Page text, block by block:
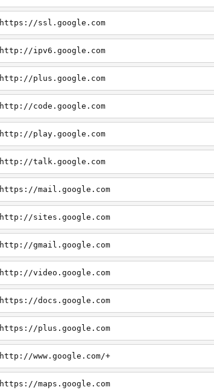
https://ssl.google.com
http://ipv6.google.com
http://plus.google.com
http://code.google.com
http://play.google.com
http://talk.google.com
https://mail.google.com
http://sites.google.com
http://gmail.google.com
http://video.google.com
https://docs.google.com
https://plus.google.com
http://www.google.com/+
https://maps.google.com